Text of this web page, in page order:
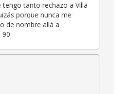
tengo tanto rechazo a Villa
porque nunca me
de nombre allá a
90